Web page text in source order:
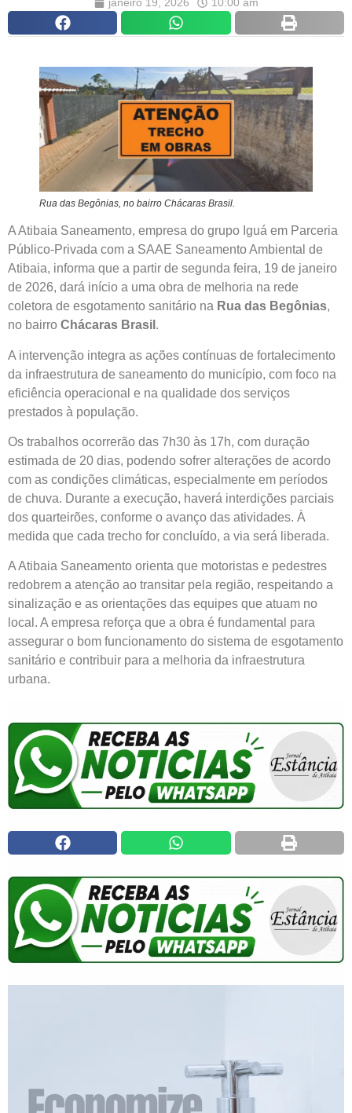
Rua das Begônias, no bairro Chácaras Brasil.
A Atibaia Saneamento, empresa do grupo Iguá em Parceria
Público-Privada com a SAAE Saneamento Ambiental de
Atibaia, informa que a partir de segunda feira, 19 de janeiro
de 2026, dará início a uma obra de melhoria na rede
coletora de esgotamento sanitário na Rua das Begônias,
no bairro Chácaras Brasil .
A intervenção integra as ações contínuas de fortalecimento
da infraestrutura de saneamento do município, com foco na
eficiência operacional e na qualidade dos serviços
prestados à população.
Os trabalhos ocorrerão das 7h30 às 17h, com duração
estimada de 20 dias, podendo sofrer alterações de acordo
com as condições climáticas, especialmente em períodos
de chuva. Durante a execução, haverá interdições parciais
dos quarteirões, conforme o avanço das atividades. À
medida que cada trecho for concluído, a via será liberada.
A Atibaia Saneamento orienta que motoristas e pedestres
redobrem a atenção ao transitar pela região, respeitando a
sinalização e as orientações das equipes que atuam no
local. A empresa reforça que a obra é fundamental para
assegurar o bom funcionamento do sistema de esgotamento
sanitário e contribuir para a melhoria da infraestrutura
urbana.